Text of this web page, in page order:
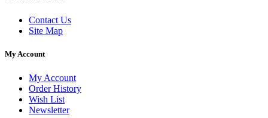
Contact Us
Site Map
My Account
My Account
Order History
Wish List
Newsletter